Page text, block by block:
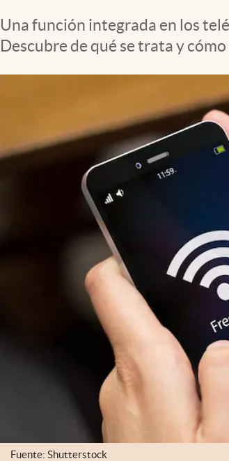
Una función integrada en los
Descubre de qué se trata y
Fuente: Shutterstock